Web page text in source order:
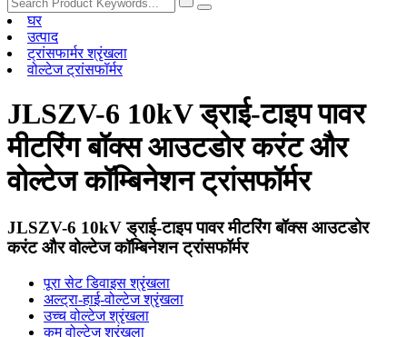
घर
उत्पाद
ट्रांसफार्मर श्रृंखला
वोल्टेज ट्रांसफॉर्मर
JLSZV-6 10kV ड्राई-टाइप पावर
मीटरिंग बॉक्स आउटडोर करंट और
वोल्टेज कॉम्बिनेशन ट्रांसफॉर्मर
JLSZV-6 10kV ड्राई-टाइप पावर मीटरिंग बॉक्स आउटडोर
करंट और वोल्टेज कॉम्बिनेशन ट्रांसफॉर्मर
पूरा सेट डिवाइस श्रृंखला
अल्ट्रा-हाई-वोल्टेज श्रृंखला
उच्च वोल्टेज श्रृंखला
कम वोल्टेज श्रृंखला